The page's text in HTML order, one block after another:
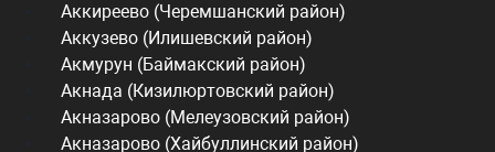
Аккиреево (Черемшанский район)
Аккузево (Илишевский район)
Акмурун (Баймакский район)
Акнада (Кизилюртовский район)
Акназарово (Мелеузовский район)
Акназарово (Хайбуллинский район)